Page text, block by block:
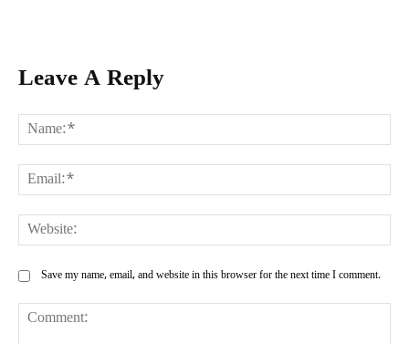
Leave A Reply
Save my name, email, and website in this browser for the next time I comment.